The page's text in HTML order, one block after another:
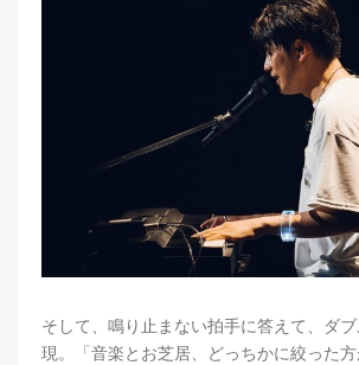
そして、鳴り止まない拍手に答えて、ダ
現。「音楽とお芝居、どっちかに絞った